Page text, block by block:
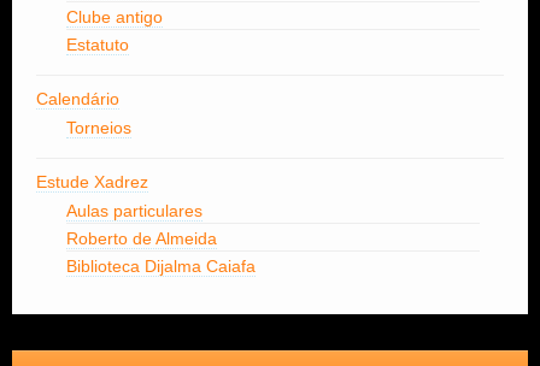
Clube antigo
Estatuto
Calendário
Torneios
Estude Xadrez
Aulas particulares
Roberto de Almeida
Biblioteca Dijalma Caiafa